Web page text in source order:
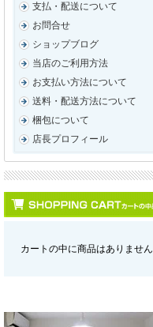
支払・配送について
お問合せ
ショップブログ
当店のご利用方法
お支払い方法について
送料・配送方法について
梱包について
店長プロフィール
カートの中に商品はありません